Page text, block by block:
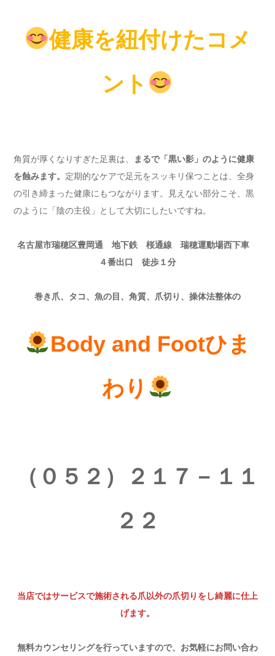
健康を紐付けたコメ
ント
角質が厚くなりすぎた足裏は、
まるで「黒い影」のように健康
を蝕みます。 定期的なケアで足元をスッキリ保つことは、全身
の引き締まった健康にもつながります。見えない部分こそ、黒
のように「陰の主役」として大切にしたいですね。
名古屋市瑞穂区豊岡通 地下鉄 桜通線 瑞穂運動場西下車
４番出口 徒歩１分
巻き爪、タコ、魚の目、角質、爪切り、操体法整体の
Body and Footひま
わり
（０５２）２１７－１１
２２
当店ではサービスで施術される爪以外の爪切りをし綺麗に仕上
げます。
無料カウンセリングを行っていますので、お気軽にお問い合わ